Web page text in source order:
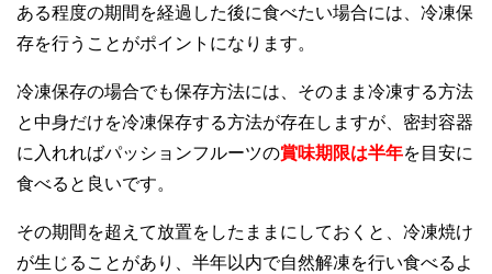
ある程度の期間を経過した後に食べたい場合には、冷凍保
存を行うことがポイントになります。
冷凍保存の場合でも保存方法には、そのまま冷凍する方法
と中身だけを冷凍保存する方法が存在しますが、密封容器
に入れればパッションフルーツの賞味期限は半年を目安に
食べると良いです。
その期間を超えて放置をしたままにしておくと、冷凍焼け
が生じることがあり、半年以内で自然解凍を行い食べるよ